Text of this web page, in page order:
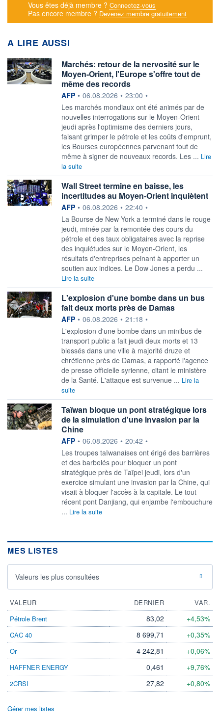
Vous êtes déjà membre ? Connectez-vous
Pas encore membre ? Devenez membre gratuitement
A LIRE AUSSI
Marchés: retour de la nervosité sur le
Moyen-Orient, l'Europe s'offre tout de
même des records
information fournie par
AFP • 06.08.2026 • 23:00 •
Les marchés mondiaux ont été animés par de
nouvelles interrogations sur le Moyen-Orient
jeudi après l'optimisme des derniers jours,
faisant grimper le pétrole et les coûts d'emprunt,
les Bourses européennes parvenant tout de
même à signer de nouveaux records. Les ... Lire
la suite
Wall Street termine en baisse, les
incertitudes au Moyen-Orient inquiètent
information fournie par
AFP • 06.08.2026 • 22:40 •
La Bourse de New York a terminé dans le rouge
jeudi, minée par la remontée des cours du
pétrole et des taux obligataires avec la reprise
des inquiétudes sur le Moyen-Orient, les
résultats d'entreprises peinant à apporter un
soutien aux indices. Le Dow Jones a perdu ...
Lire la suite
L'explosion d'une bombe dans un bus
fait deux morts près de Damas
information fournie par
AFP • 06.08.2026 • 21:18 •
L'explosion d'une bombe dans un minibus de
transport public a fait jeudi deux morts et 13
blessés dans une ville à majorité druze et
chrétienne près de Damas, a rapporté l'agence
de presse officielle syrienne, citant le ministère
de la Santé. L'attaque est survenue ... Lire la
suite
Taïwan bloque un pont stratégique lors
de la simulation d'une invasion par la
Chine
information fournie par
AFP • 06.08.2026 • 20:42 •
Les troupes taïwanaises ont érigé des barrières
et des barbelés pour bloquer un pont
stratégique près de Taïpei jeudi, lors d'un
exercice simulant une invasion par la Chine, qui
visait à bloquer l'accès à la capitale. Le tout
récent pont Danjiang, qui enjambe l'embouchure
... Lire la suite
MES LISTES
Valeurs les plus consultées
VALEUR DERNIER
VAR.
Pétrole Brent
83,02 +4,53%
CAC 40 8 699,71 +0,35%
Or 4 242,81 +0,06%
HAFFNER ENERGY 0,461 +9,76%
2CRSI 27,82 +0,80%
Gérer mes listes